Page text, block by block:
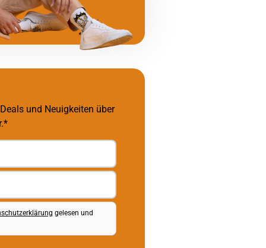
und Neuigkeiten über
gelesen und